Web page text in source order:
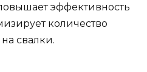
эффективность
количество
свалки.